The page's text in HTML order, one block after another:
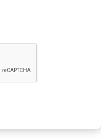
6 “Chinese
Clarinet
Andrzej